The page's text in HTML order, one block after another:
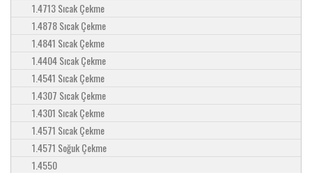
1.4713 Sıcak Çekme
1.4878 Sıcak Çekme
1.4841 Sıcak Çekme
1.4404 Sıcak Çekme
1.4541 Sıcak Çekme
1.4307 Sıcak Çekme
1.4301 Sıcak Çekme
1.4571 Sıcak Çekme
1.4571 Soğuk Çekme
1.4550